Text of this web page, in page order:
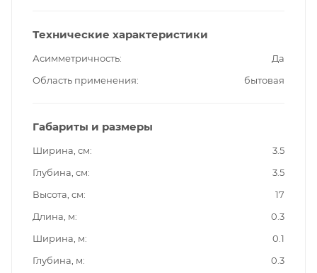
Технические характеристики
Асимметричность
Да
Область применения
бытовая
Габариты и размеры
Ширина, см
3.5
Глубина, см
3.5
Высота, см
17
Длина, м
0.3
Ширина, м
0.1
Глубина, м
0.3